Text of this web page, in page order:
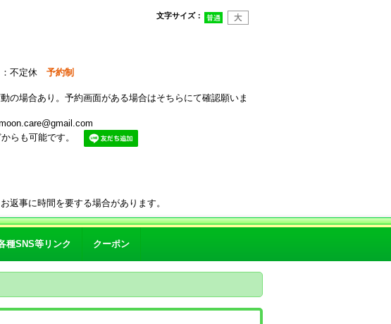
文字サイズ：
：不定休 予約制
の場合あり。予約画面がある場合はそちらにて確認願いま
からも可能です。
返事に時間を要する場合があります。
種SNS等リンク クーポン